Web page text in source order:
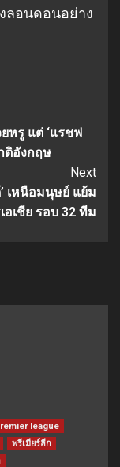
ลอนดอนอย่าง
หรู แต่ ‘แรชฟ
ติอังกฤษ
Next
เหนือมนุษย์ แย้ม
เชีย รอบ 32 ทีม
league
พรีเมียร์ลีก